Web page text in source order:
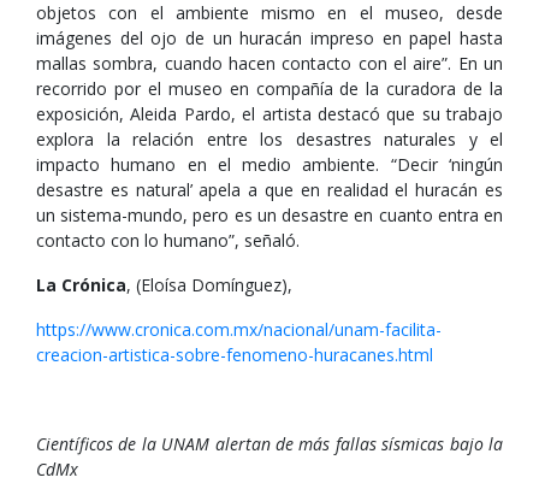
objetos con el ambiente mismo en el museo, desde
imágenes del ojo de un huracán impreso en papel hasta
mallas sombra, cuando hacen contacto con el aire”. En un
recorrido por el museo en compañía de la curadora de la
exposición, Aleida Pardo, el artista destacó que su trabajo
explora la relación entre los desastres naturales y el
impacto humano en el medio ambiente. “Decir ‘ningún
desastre es natural’ apela a que en realidad el huracán es
un sistema-mundo, pero es un desastre en cuanto entra en
contacto con lo humano”, señaló.
La Crónica, (Eloísa Domínguez),
https://www.cronica.com.mx/nacional/unam-facilita-
creacion-artistica-sobre-fenomeno-huracanes.html
Científicos de la UNAM alertan de más fallas sísmicas bajo la
CdMx